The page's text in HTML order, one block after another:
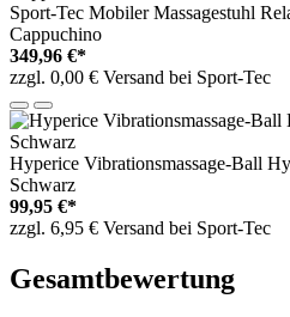
Sport-Tec Mobiler Massagestuhl
Cappuchino
349,96 €*
zzgl. 0,00 € Versand bei Sport-Tec
Hyperice Vibrationsmassage-Ball
Schwarz
99,95 €*
zzgl. 6,95 € Versand bei Sport-Tec
Gesamtbewertung